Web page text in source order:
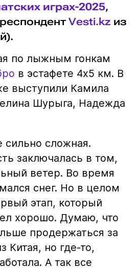
играх-2025,
Vesti.kz из
по лыжным гонкам
в эстафете 4x5 км. В
выступили Камила
Шурыга, Надежда
сильно сложная.
заключалась в том,
ветер. Во время
снег. Но в целом
этап, который
хорошо. Думаю, что
продержаться за
Китая, но где-то,
А так все